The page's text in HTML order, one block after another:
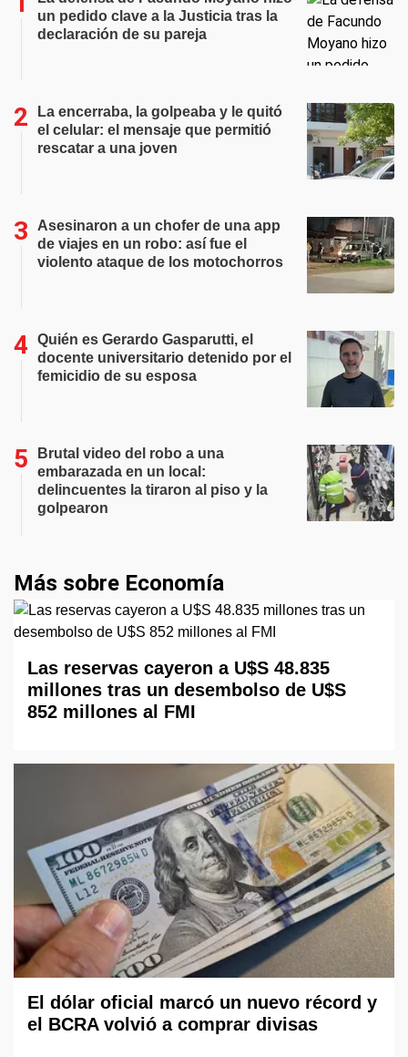
un pedido clave a la Justicia tras la
declaración de su pareja
La encerraba, la golpeaba y le quitó
el celular: el mensaje que permitió
rescatar a una joven
Asesinaron a un chofer de una app
de viajes en un robo: así fue el
violento ataque de los motochorros
Quién es Gerardo Gasparutti, el
docente universitario detenido por el
femicidio de su esposa
Brutal video del robo a una
embarazada en un local:
delincuentes la tiraron al piso y la
golpearon
Más sobre Economía
Las reservas cayeron a U$S 48.835
millones tras un desembolso de U$S
852 millones al FMI
El dólar oficial marcó un nuevo récord y
el BCRA volvió a comprar divisas